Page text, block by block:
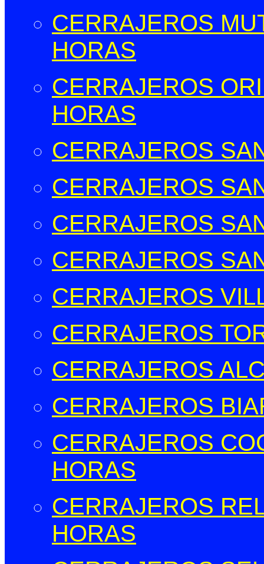
CERRAJEROS
HORAS
CERRAJEROS
HORAS
CERRAJEROS
CERRAJEROS
CERRAJEROS
CERRAJEROS
CERRAJEROS
CERRAJEROS
CERRAJEROS
CERRAJEROS
CERRAJEROS
HORAS
CERRAJEROS
HORAS